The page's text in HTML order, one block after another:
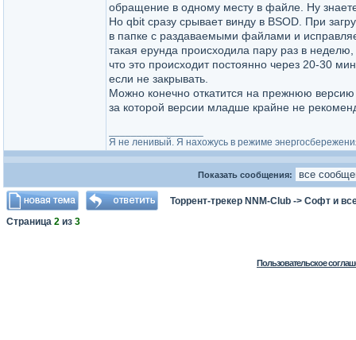
обращение в одному месту в файле. Ну
Но qbit сразу срывает винду в BSOD. При
в папке с раздаваемыми файлами и
такая ерунда происходила пару раз в
что это происходит постоянно через 20-30
если не закрывать.
Можно конечно откатится на прежнюю
за которой версии младше крайне не
Я не ленивый. Я нахожусь в режиме
Показать сообщения:
Торрент-трекер NNM-Club -> Софт и
Страница 2 из 3
Пользовательское